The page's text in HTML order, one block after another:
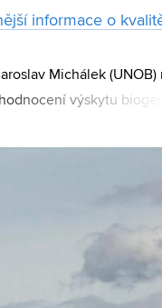
informace o
Michálek (UNOB)
výskytu